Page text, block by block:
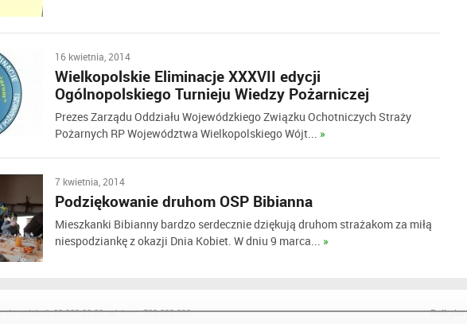
16 kwietnia, 2014
Wielkopolskie Eliminacje XXXVII edycji
Ogólnopolskiego Turnieju Wiedzy Pożarniczej
Prezes Zarządu Oddziału Wojewódzkiego Związku Ochotniczych Straży
Pożarnych RP Województwa Wielkopolskiego Wójt... »
7 kwietnia, 2014
Podziękowanie druhom OSP Bibianna
Mieszkanki Bibianny bardzo serdecznie dziękują druhom strażakom za miłą
niespodziankę z okazji Dnia Kobiet. W dniu 9 marca... »
do redakcji: 63 288 33 22, tel. kom. 722 323 390
Polityka